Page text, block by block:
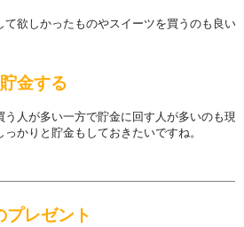
欲しかったものやスイ ーツを買うのも良い
貯金する
人が多い一方で貯金に回す人が多いのも現
かりと貯金もしておきたいですね。
プレゼント